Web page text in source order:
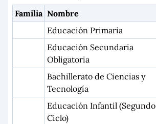
Familia Nombre
Educación Primaria
Educación Secundaria
Obligatoria
Bachillerato de Ciencias y
Tecnología
Educación Infantil (Segundo
Ciclo)